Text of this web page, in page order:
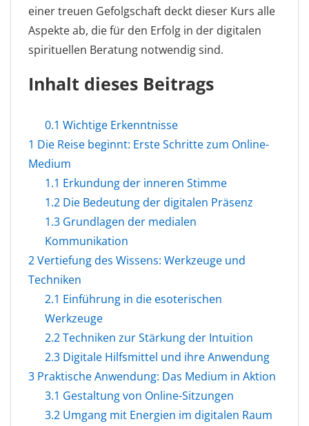
einer treuen Gefolgschaft deckt dieser Kurs alle
Aspekte ab, die für den Erfolg in der digitalen
spirituellen Beratung notwendig sind.
Inhalt dieses Beitrags
0.1 Wichtige Erkenntnisse
1 Die Reise beginnt: Erste Schritte zum Online-
Medium
1.1 Erkundung der inneren Stimme
1.2 Die Bedeutung der digitalen Präsenz
1.3 Grundlagen der medialen
Kommunikation
2Vertiefung des Wissens: Werkzeuge und
Techniken
2.1 Einführung in die esoterischen
Werkzeuge
2.2Techniken zur Stärkung der Intuition
2.3 Digitale Hilfsmittel und ihre Anwendung
3 Praktische Anwendung: Das Medium in Aktion
3.1 Gestaltung von Online-Sitzungen
3.2 Umgang mit Energien im digitalen Raum